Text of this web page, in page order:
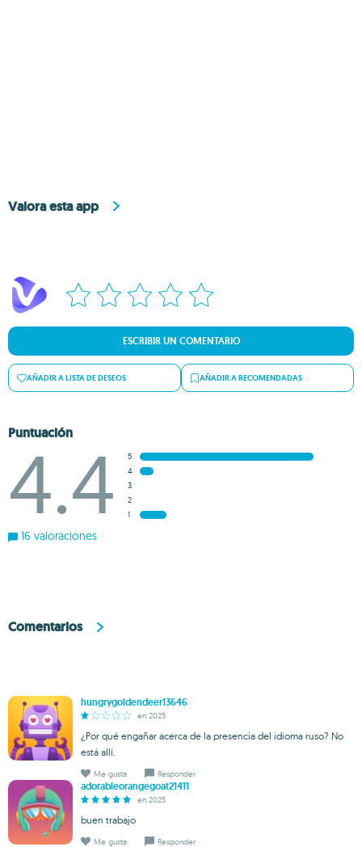
Valora esta app
ESCRIBIR UN COMENTARIO
AÑADIR A LISTA DE DESEOS AÑADIR A RECOMENDADAS
Puntuación
4.4
5
4
3
2
1
16 valoraciones
Comentarios
hungrygoldendeer13646
en 2025
¿Por qué engañar acerca de la presencia del idioma ruso? No
está allí.
Me gusta Responder
adorableorangegoat21411
en 2025
buen trabajo
Me gusta Responder